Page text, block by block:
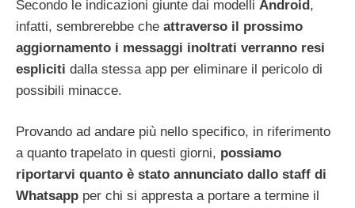
Secondo le indicazioni giunte dai modelli Android,
infatti, sembrerebbe che attraverso il prossimo
aggiornamento i messaggi inoltrati verranno resi
espliciti dalla stessa app per eliminare il pericolo di
possibili minacce.
Provando ad andare più nello specifico, in riferimento
a quanto trapelato in questi giorni, possiamo
riportarvi quanto è stato annunciato dallo staff di
Whatsapp per chi si appresta a portare a termine il